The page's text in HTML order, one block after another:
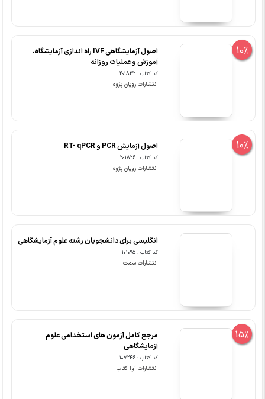
10%
اصول آزمایشگاهی IVF راه اندازی آزمایشگاه،
آموزش و عملیات روزانه
کد کتاب : 201832
انتشارات رویان پژوه
10% اصول آزمایش PCR و RT- qPCR
کد کتاب : 201826
انتشارات رویان پژوه
انگلیسی برای دانشجویان رشته علوم آزمایشگاهی
کد کتاب : 101095
انتشارات سمت
15%
مرجع کامل آزمون های استخدامی علوم
آزمایشگاهی
کد کتاب : 107246
انتشارات آوا کتاب